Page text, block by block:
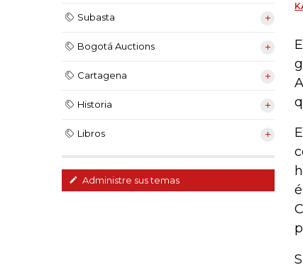
Subasta
Bogotá Auctions
Cartagena
Historia
Libros
Administre sus temas